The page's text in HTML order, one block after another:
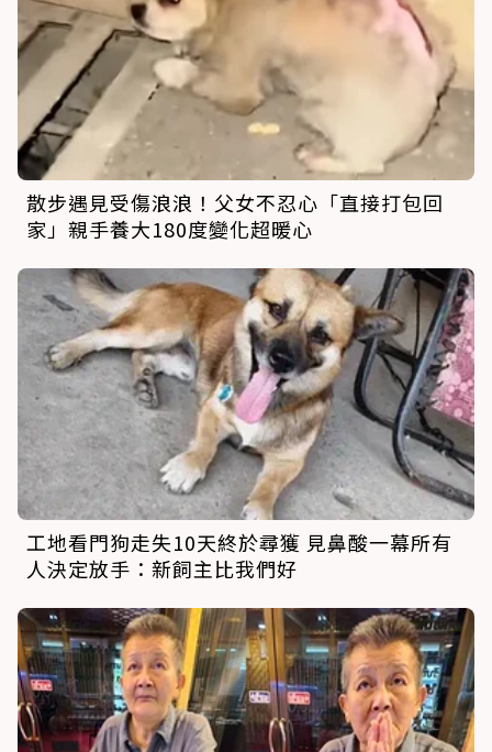
散步遇見受傷浪浪！父女不忍心「直接打包回
家」親手養大180度變化超暖心
工地看門狗走失10天終於尋獲 見鼻酸一幕所有
人決定放手：新飼主比我們好